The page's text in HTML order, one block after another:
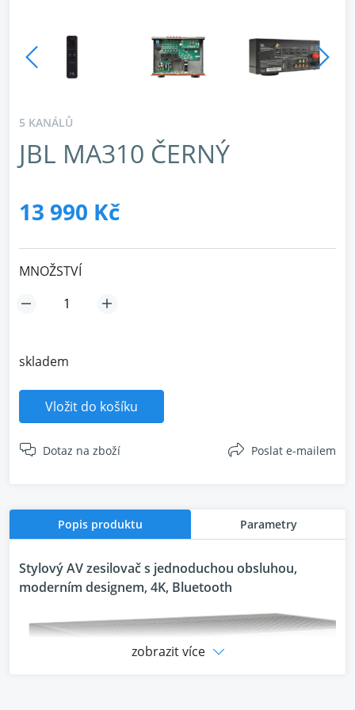
5 KANÁLŮ
JBL MA310 ČERNÝ
13 990 Kč
MNOŽSTVÍ
skladem
Vložit do košíku
Dotaz na zboží Poslat e-mailem
Popis produktu Parametry
Stylový AV zesilovač s jednoduchou obsluhou,
moderním designem, 4K, Bluetooth
zobrazit více